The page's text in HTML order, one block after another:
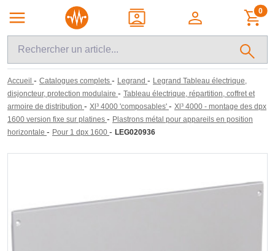
0
Accueil - Catalogues complets - Legrand - Legrand Tableau électrique,
disjoncteur, protection modulaire - Tableau électrique, répartition, coffret et
armoire de distribution - Xl³ 4000 'composables' - Xl³ 4000 - montage des dpx
1600 version fixe sur platines - Plastrons métal pour appareils en position
horizontale - Pour 1 dpx 1600 - LEG020936